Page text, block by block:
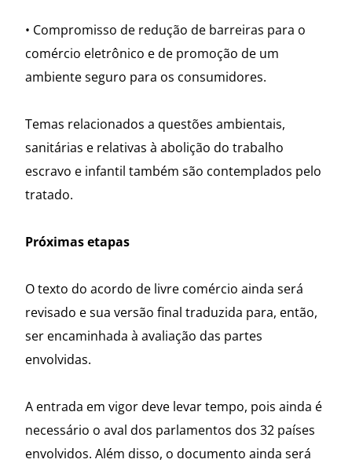
• Compromisso de redução de barreiras para o
comércio eletrônico e de promoção de um
ambiente seguro para os consumidores.
Temas relacionados a questões ambientais,
sanitárias e relativas à abolição do trabalho
escravo e infantil também são contemplados pelo
tratado.
Próximas etapas
O texto do acordo de livre comércio ainda será
revisado e sua versão final traduzida para, então,
ser encaminhada à avaliação das partes
envolvidas.
A entrada em vigor deve levar tempo, pois ainda é
necessário o aval dos parlamentos dos 32 países
envolvidos. Além disso, o documento ainda será